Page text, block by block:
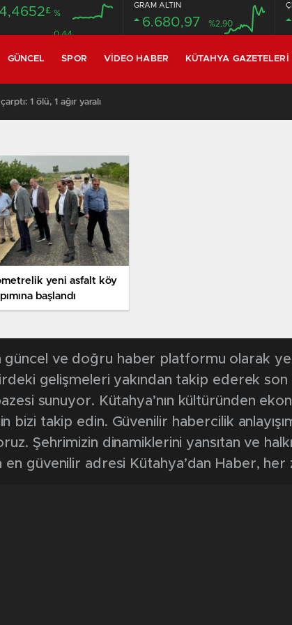
£ %
0.44
GRAM ALTIN
6.680,97 %2,90
GÜNCEL SPOR VIDEO HABER KÜTAHYA GAZETELERI
1 ölü, 1 ağır yaralı
yeni asfalt köy
başlandı
güncel ve doğru haber platformu olarak
gelişmeleri yakından takip ederek
sunuyor. Kütahya’nın kültüründen
takip edin. Güvenilir habercilik
Şehrimizin dinamiklerini yansıtan ve
en güvenilir adresi Kütahya’dan Haber, her